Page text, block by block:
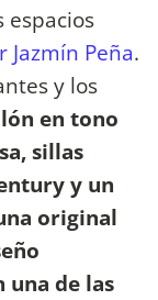
espacios
Jazmín Peña.
y los
en tono
sillas
y un
original
de las